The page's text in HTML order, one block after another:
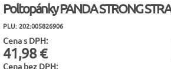
Poltopánky PANDA STRONG
PLU: 202:005826906
Cena s DPH:
41,98 €
Cena bez DPH: